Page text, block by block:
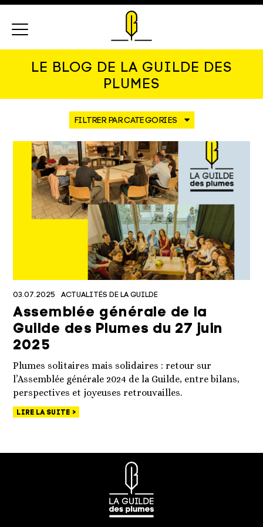
LE BLOG DE LA GUILDE DES
PLUMES
03.07.2025 ACTUALITÉS DE LA GUILDE
Assemblée générale de la
Guilde des Plumes du 27 juin
2025
Plumes solitaires mais solidaires : retour sur
l’Assemblée générale 2024 de la Guilde, entre bilans,
perspectives et joyeuses retrouvailles.
LIRE LA SUITE